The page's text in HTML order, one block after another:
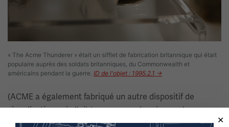
« The Acme Thunderer » était un sifflet de fabrication britannique qui était
populaire auprès des soldats britanniques, du Commonwealth et
américains pendant la guerre. ID de l'objet : 1995.2.1 →
(ACME a également fabriqué un autre dispositif de
signalisation qui allait trouver son chemin vers les
champs de bataille français quelques décennies plus tard